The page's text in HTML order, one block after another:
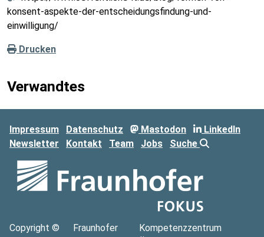
konsent-aspekte-der-entscheidungsfindung-und-
einwilligung/
Drucken
Verwandtes
Impressum Datenschutz Mastodon
LinkedIn
Newsletter
Kontakt Team Jobs Suche
Copyright ©
Fraunhofer
Kompetenzzentrum